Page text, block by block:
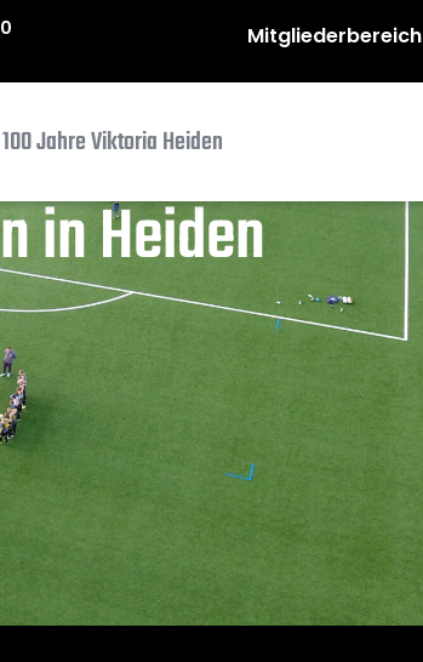
Mitgliederbereich
100 Jahre Viktoria Heiden
in Heiden